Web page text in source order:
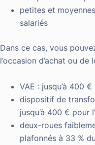
petites et
salariés
Dans ce cas, vous
l’occasion d’achat ou de
VAE : jusqu’à 400 €
dispositif de
jusqu’à 400 € pour
deux-roues
plafonnés à 33 %